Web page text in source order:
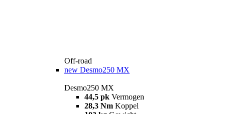
Off-road
new Desmo250 MX
Desmo250 MX
44,5 pk Vermogen
28,3 Nm Koppel